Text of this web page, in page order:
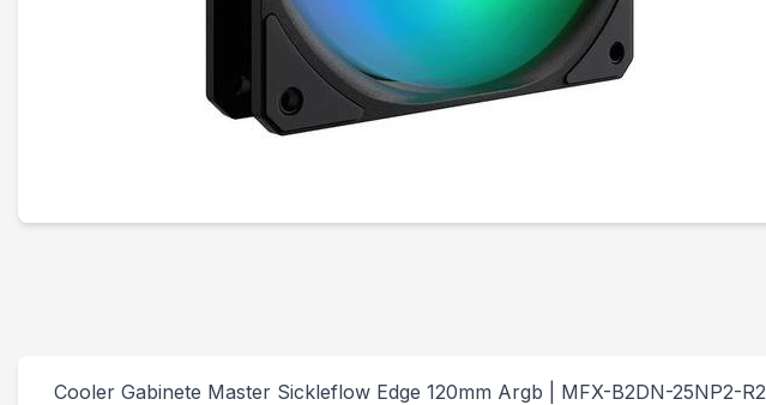
Cooler Gabinete Master Sickleflow Edge 120mm Argb | MFX-B2DN-25NP2-R2